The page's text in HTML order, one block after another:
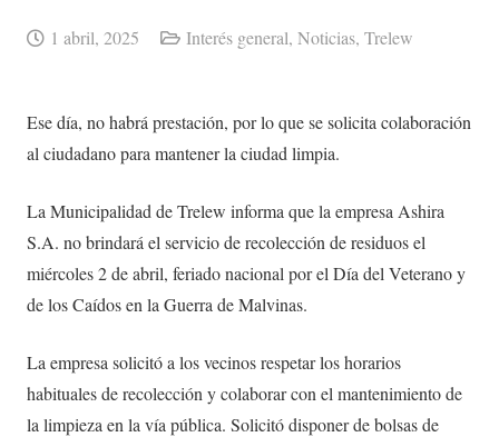
1 abril, 2025 Interés general, Noticias, Trelew
Ese día, no habrá prestación, por lo que se solicita colaboración
al ciudadano para mantener la ciudad limpia.
La Municipalidad de Trelew informa que la empresa Ashira
S.A. no brindará el servicio de recolección de residuos el
miércoles 2 de abril, feriado nacional por el Día del Veterano y
de los Caídos en la Guerra de Malvinas.
La empresa solicitó a los vecinos respetar los horarios
habituales de recolección y colaborar con el mantenimiento de
la limpieza en la vía pública. Solicitó disponer de bolsas de